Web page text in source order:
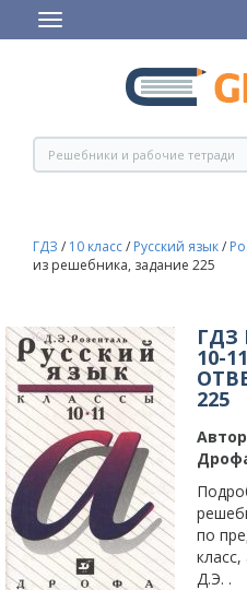
ГДЗ / 10 класс/ Русский язык/
из решебника, задание 225
ГДЗ
10-
225
по
Д.Э. .